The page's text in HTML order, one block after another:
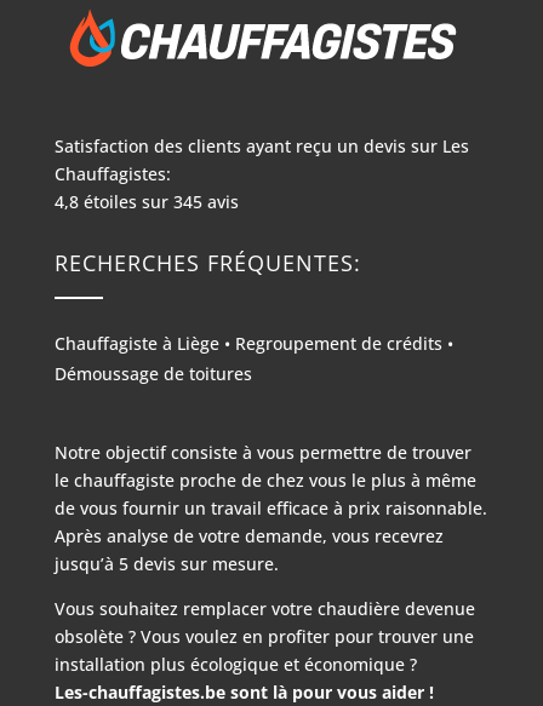
Satisfaction des clients ayant reçu un devis sur Les
Chauffagistes:
4,8étoiles sur 345avis
RECHERCHES FRÉQUENTES:
Chauffagiste à Liège• Regroupement de crédits •
Démoussage de toitures
Notre objectif consiste à vous permettre de trouver
le chauffagiste proche de chez vous le plus à même
de vous fournir un travail efficace à prix raisonnable.
Après analyse de votre demande, vous recevrez
jusqu’à 5 devis sur mesure.
Vous souhaitez remplacer votre chaudière devenue
obsolète ? Vous voulez en profiter pour trouver une
installation plus écologique et économique ?
Les-chauffagistes.be sont là pour vous aider !